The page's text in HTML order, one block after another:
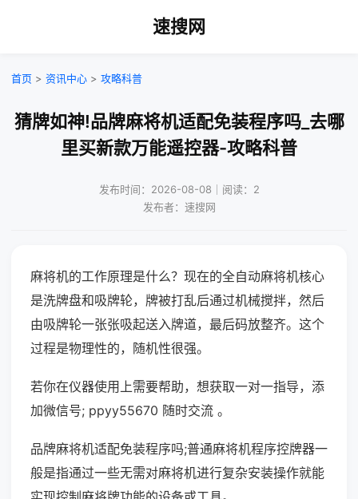
速搜网
首页 > 资讯中心 > 攻略科普
猜牌如神!品牌麻将机适配免装程序吗_去哪
里买新款万能遥控器-攻略科普
发布时间：2026-08-08｜阅读：2
发布者：速搜网
麻将机的工作原理是什么？现在的全自动麻将机核心
是洗牌盘和吸牌轮，牌被打乱后通过机械搅拌，然后
由吸牌轮一张张吸起送入牌道，最后码放整齐。这个
过程是物理性的，随机性很强。
若你在仪器使用上需要帮助，想获取一对一指导，添
加微信号; ppyy55670 随时交流 。
品牌麻将机适配免装程序吗;普通麻将机程序控牌器一
般是指通过一些无需对麻将机进行复杂安装操作就能